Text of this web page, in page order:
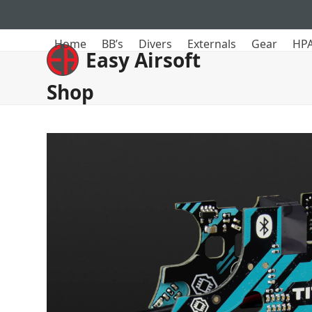
Easy Airsoft
Home BB’s Divers Externals Gear
Shop